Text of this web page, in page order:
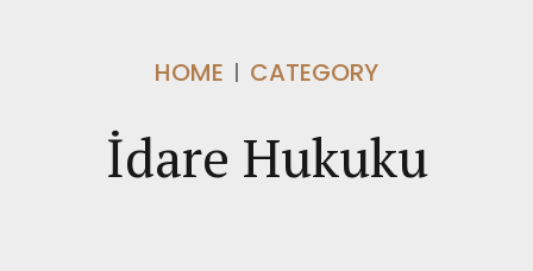
HOME CATEGORY
İdare Hukuku